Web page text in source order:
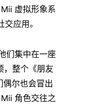
虚拟形象系
应用。
们集中在一座
，整个《朋友
偶尔也会冒出
角色交往之